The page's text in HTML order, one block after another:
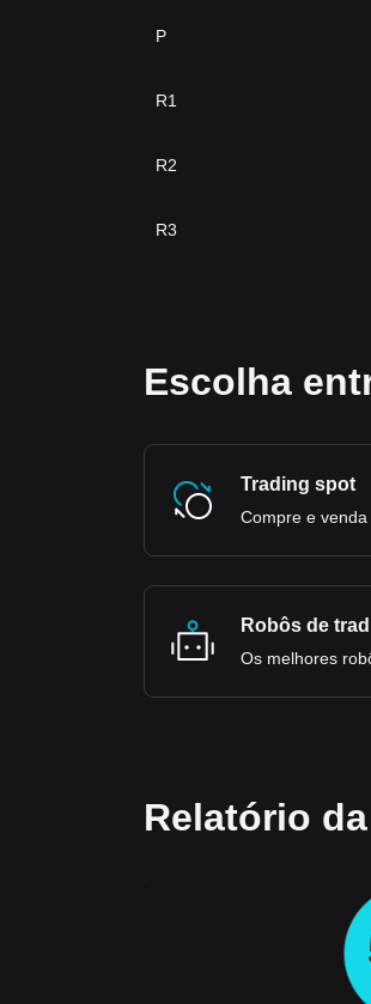
P
R1
R2
R3
Escolha
Trading spot
Compre e
Robôs de
Os melhores
Relatório